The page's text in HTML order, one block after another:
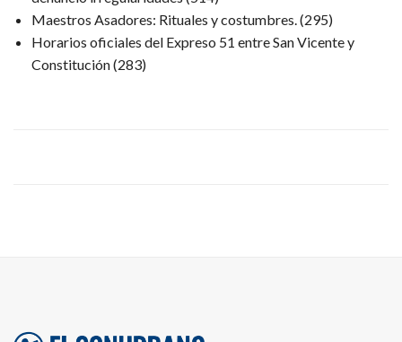
Maestros Asadores: Rituales y costumbres.(295)
Horarios oficiales del Expreso 51 entre San Vicente y
Constitución(283)